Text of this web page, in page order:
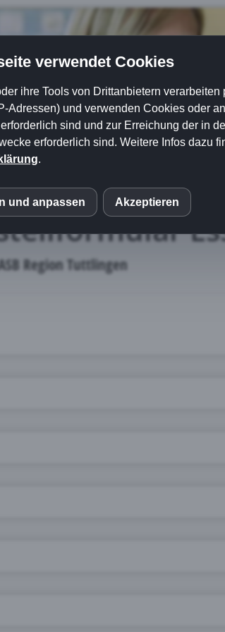
Angebote Mitmachen & Spenden
Region Tuttlingen
verwendet Cookies
ihre Tools von Drittanbietern
Adressen) und verwenden Cookies oder
sind und zur Erreichung der in
erforderlich sind. Weitere Infos dazu
.
und anpassen Akzeptieren